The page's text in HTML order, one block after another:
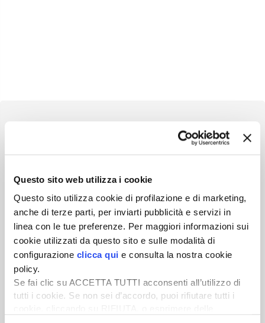
Questo sito web utilizza i cookie
Questo sito utilizza cookie di profilazione e di marketing,
anche di terze parti, per inviarti pubblicità e servizi in
linea con le tue preferenze. Per maggiori informazioni sui
cookie utilizzati da questo sito e sulle modalità di
configurazione clicca qui e consulta la nostra cookie
policy.
Se fai clic su ACCETTA TUTTI acconsenti all’utilizzo di
tutti i cookie. Se non sei d’accordo, puoi rifiutare tutti i
esigenze.
ISCRIVITI